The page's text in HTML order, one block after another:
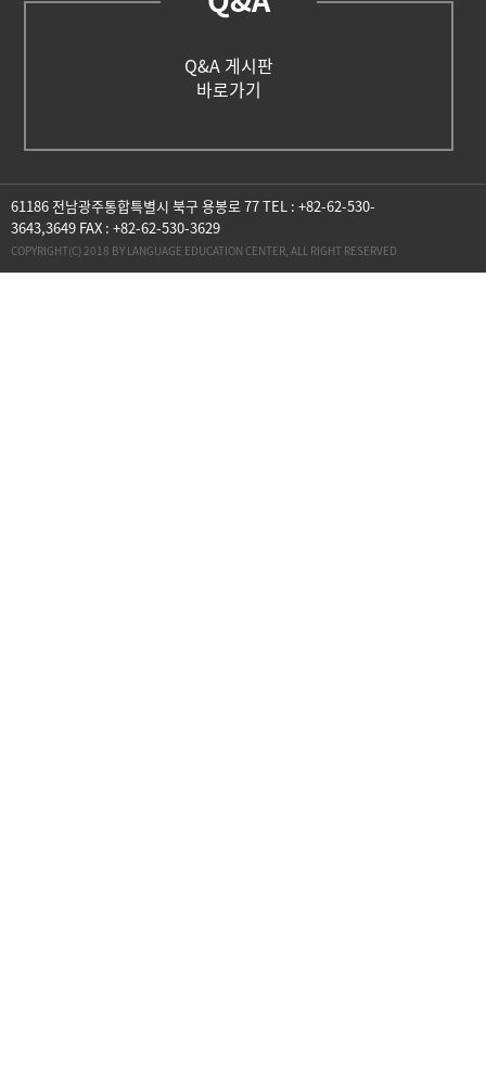
Q&A 게시판
바로가기
61186 전남광주통합특별시 북구 용봉로 77 TEL : +82-62-530-
3643,3649 FAX : +82-62-530-3629
COPYRIGHT(C) 2018 BY LANGUAGE EDUCATION CENTER, ALL RIGHT RESERVED